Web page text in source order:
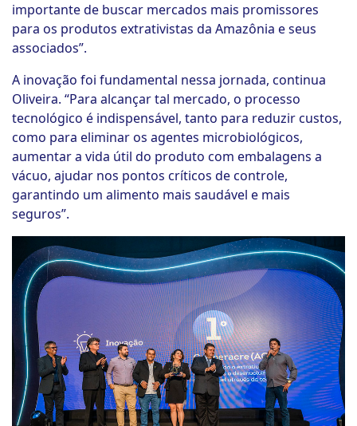
importante de buscar mercados mais promissores
para os produtos extrativistas da Amazônia e seus
associados”.
A inovação foi fundamental nessa jornada, continua
Oliveira. “Para alcançar tal mercado, o processo
tecnológico é indispensável, tanto para reduzir custos,
como para eliminar os agentes microbiológicos,
aumentar a vida útil do produto com embalagens a
vácuo, ajudar nos pontos críticos de controle,
garantindo um alimento mais saudável e mais
seguros”.